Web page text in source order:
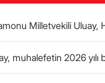
Milletvekili Uluay,
muhalefetin 2026